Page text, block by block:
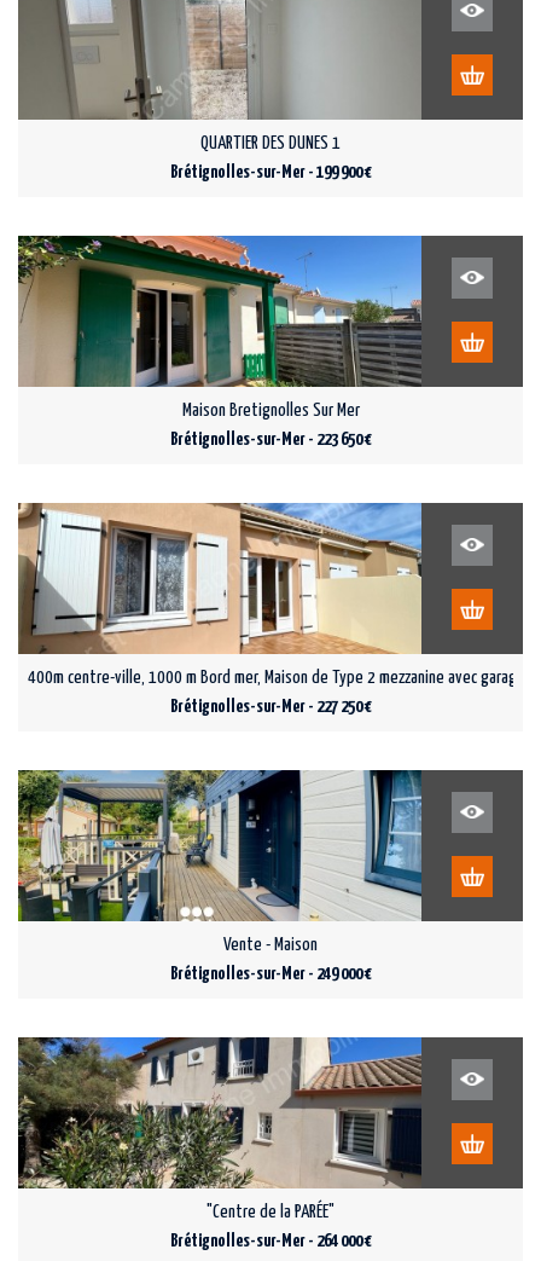
QUARTIER DES DUNES 1
Brétignolles-sur-Mer - 199 900 €
Maison Bretignolles Sur Mer
Brétignolles-sur-Mer - 223 650 €
400m centre-ville, 1000 m Bord mer, Maison de Type 2 mezzanine avec garage
Brétignolles-sur-Mer - 227 250 €
Vente - Maison
Brétignolles-sur-Mer - 249 000 €
"Centre de la PARÉE"
Brétignolles-sur-Mer - 264 000 €